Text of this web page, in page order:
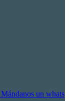
Mándanos un whats